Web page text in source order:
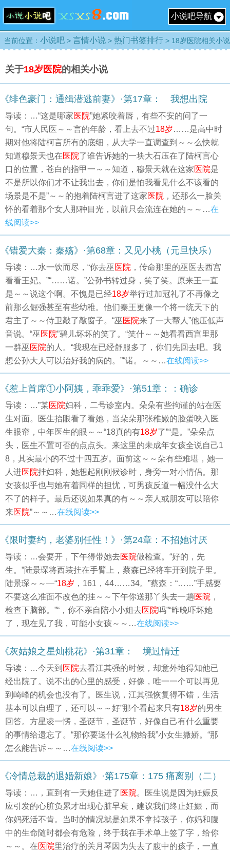
小说吧导航
当前位置： 小说吧 > 言情小说 > 热门书签排行 > 18岁医院相关小说
关于18岁医院的相关小说
《绯色豪门：通缉潜逃前妻》·第17章： 我想出院
导读：…“这是哪家医院”她紧咬着唇，有些不安的问了一
句。“市人民医～～言的年龄，看上去不过18岁……是高中时
期对他将陆柯言所有的底细，从大学一直调查到～～么快就
知道穆景天也在医院了谁告诉她的一块大石压在了陆柯言心
口的位置，苍白的指甲一～～知道，穆景天就在这家医院是
不是所以你们才不让我出去，你们是怕我看见什么不该看的
场景是不是”～～的抱着陆柯言进了这家医院 ，还那么一脸关
怀的看着那个女人那种目光，以前只会流连在她的～～…在
线阅读>>
《错爱大秦：秦殇》·第68章：又见小桃（元旦快乐）
导读：…水一饮而尽，“你去巫医院 ，传命那里的巫医去西宫
看看王妃。”“……诺。”公孙书转过身，笑了笑。原来王一直
是～～说这个啊。不愧是已经18岁举行过加冠礼了不再像之
前那么倔强甚至有些幼稚。他们秦王更像一个将一统天下的
君主了～～侍卫敲了敲窗子。“巫医院来了一大帮人”他压低声
音说。“巫医院”碧儿坏坏的笑了。“笑什～～她看看西宫里那
一群巫医院的人。“我现在已经舒服多了，你们先回去吧。我
想公孙大人可以治好我的病的。”“诺。～～…在线阅读>>
《惹上首席①小阿姨，乖乖爱》·第51章：：确诊
导读：…”某医院妇科，二号诊室内。朵朵有些拘谨的站在医
生对面。医生抬眼看了看她，当朵朵那张稚嫩的脸蛋映入医
生眼帘，中年医生的眼～～“18真的有18岁了”“是。”朵朵点
头，医生不置可否的点点头。来这里的未成年女孩全说自己1
8，其实最小的不过十四五岁。面前这～～朵有些难堪，她一
人进医院挂妇科，她想起刚刚候诊时，身旁一对小情侣。那
女孩似乎也与她有着同样的担忧，可男孩反道一幅没什么大
不了的样子。最后还说如果真的有～～亲人或朋友可以陪你
来医院”～～…在线阅读>>
《限时妻约，老婆别任性！》·第24章：不招她讨厌
导读：…会要开，下午得带她去医院做检查。“好的，先
生。”陆景琛将西装挂在手臂上，蔡森已经将车开到院子里。
陆景琛～～—“18岁 ，161，44……34。”蔡森：“……”手感要
不要这么准面不改色的挂～～下午你送那丫头去一趟医院 ，
检查下脑部。”“，你不亲自陪小小姐去医院吗”“昨晚吓坏她
了，现在见了我，可能小女孩～～…在线阅读>>
《灰姑娘之星灿桃花》·第31章： 境过情迁
导读：…今天到 医院去看江其强的时候，却意外地得知他已
经出院了。说不出的心里的感受，好像，唯一一个可以再见
到崎峰的机会也没有了。医生说，江其强恢复得不错，生活
基本可以自理了，还可以～～好”那个看起来只有18岁的男生
回答。方星凌一愣，圣诞节，圣诞节，好像自己有什么重要
的事情给遗忘了。“那你要送什么礼物给我”小女生撒娇。“那
怎么能告诉～～…在线阅读>>
《冷情总裁的退婚新娘》·第175章：175 痛离别（二）
导读：…，直到有一天她住进了 医院。医生说是因为妊娠反
应引发的心脏负累才出现心脏早衰，建议我们终止妊娠，而
你妈死活不肯。当时的情况就是如果不拿掉孩子，你妈和腹
中的生命随时都会有危险，终于我在手术单上签了字，给你
～～。在医院里治疗的关月琴因为失去了腹中的孩子，一直